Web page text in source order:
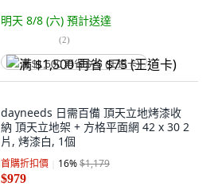
明天 8/8 (六) 預計送達
(2)
满 $1,500 再省 $75 (王道卡)
dayneeds 日需百備 頂天立地烤漆收
納 頂天立地架 + 方格平面網 42 x 30 2
片, 烤漆白, 1個
首購折扣價 16%$1,179
$979